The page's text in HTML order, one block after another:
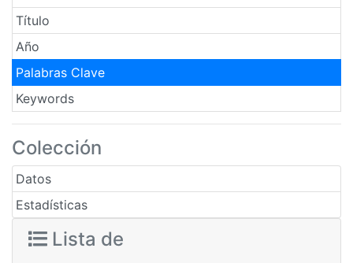
Título
Año
Palabras Clave
Keywords
Colección
Datos
Estadísticas
Lista de